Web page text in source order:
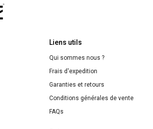
Liens utils
Qui sommes nous ?
Frais d'expedition
Garanties et retours
Conditions générales de vente
FAQs